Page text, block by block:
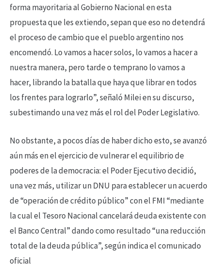
forma mayoritaria al Gobierno Nacional en esta
propuesta que les extiendo, sepan que eso no detendrá
el proceso de cambio que el pueblo argentino nos
encomendó. Lo vamos a hacer solos, lo vamos a hacer a
nuestra manera, pero tarde o temprano lo vamos a
hacer, librando la batalla que haya que librar en todos
los frentes para lograrlo”, señaló Milei en su discurso,
subestimando una vez más el rol del Poder Legislativo.
No obstante, a pocos días de haber dicho esto, se avanzó
aún más en el ejercicio de vulnerar el equilibrio de
poderes de la democracia: el Poder Ejecutivo decidió,
una vez más, utilizar un DNU para establecer un acuerdo
de “operación de crédito público” con el FMI “mediante
la cual el Tesoro Nacional cancelará deuda existente con
el Banco Central” dando como resultado “una reducción
total de la deuda pública”, según indica el comunicado
oficial